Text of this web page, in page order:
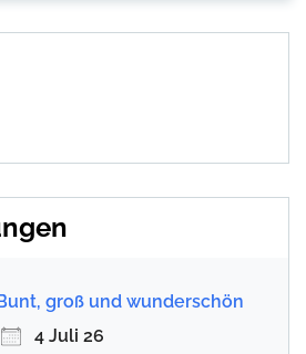
groß und wunderschön
4 Juli 26